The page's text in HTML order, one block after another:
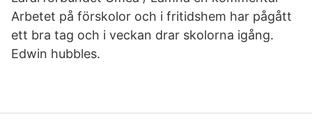
Arbetet på förskolor och i fritidshem har pågått
ett bra tag och i veckan drar skolorna igång.
Edwin hubbles.